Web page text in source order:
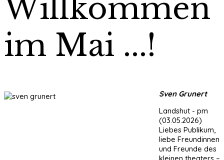
Willkommen
im Mai ...!
Sven Grunert
Landshut - pm
(03.05.2026)
Liebes Publikum,
liebe Freundinnen
und Freunde des
kleinen theaters –